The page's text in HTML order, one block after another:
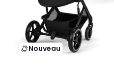
Nouveau